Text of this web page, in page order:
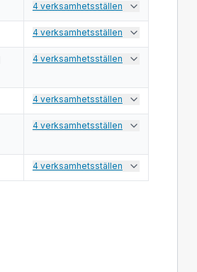
4 verksamhetsställen
4 verksamhetsställen
4 verksamhetsställen
4 verksamhetsställen
4 verksamhetsställen
4 verksamhetsställen